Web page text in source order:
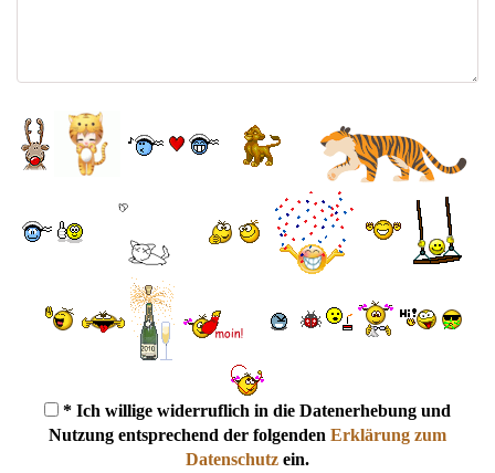
* Ich willige widerruflich in die Datenerhebung und
Nutzung entsprechend der folgenden Erklärung zum
Datenschutz ein.